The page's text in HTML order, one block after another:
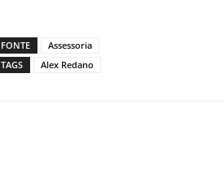
FONTE
Assessoria
TAGS
Alex Redano